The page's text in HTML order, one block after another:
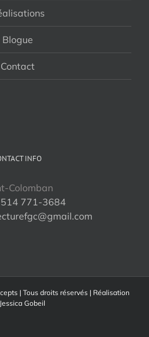
Blogue
Contact
INFO
Colomban
514 771-3684
| Tous droits réservés | Réalisation
Jessica Gobeil